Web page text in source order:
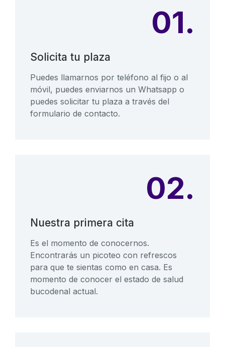
01.
Solicita tu plaza
Puedes llamarnos por teléfono al fijo o al
móvil, puedes enviarnos un Whatsapp o
puedes solicitar tu plaza a través del
formulario de contacto.
02.
Nuestra primera cita
Es el momento de conocernos.
Encontrarás un picoteo con refrescos
para que te sientas como en casa. Es
momento de conocer el estado de salud
bucodenal actual.